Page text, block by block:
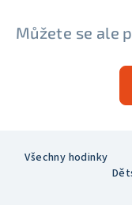
Můžete se ale
Všechny hodinky